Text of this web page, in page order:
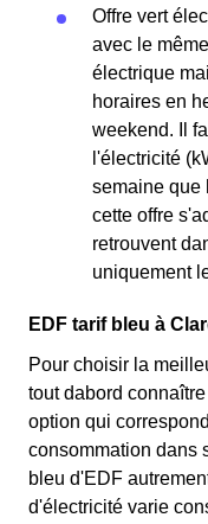
Offre vert
avec le
électrique
horaires en
weekend. Il
l'électricité
semaine que
cette offre
retrouvent
uniquement
EDF tarif bleu à
Pour choisir la
tout dabord
option qui
consommation dans
bleu d'EDF
d'électricité varie